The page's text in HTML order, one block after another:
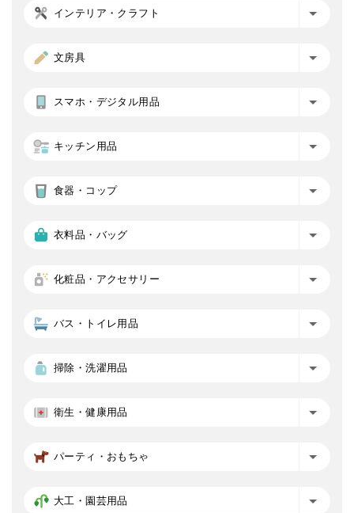
インテリア・クラフト
文房具
スマホ・デジタル用品
キッチン用品
食器・コップ
衣料品・バッグ
化粧品・アクセサリー
バス・トイレ用品
掃除・洗濯用品
衛生・健康用品
パーティ・おもちゃ
大工・園芸用品